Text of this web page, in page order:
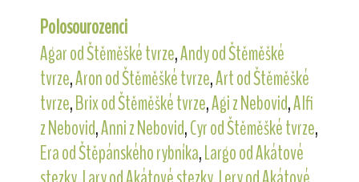
Polosourozenci
Agar od Štěměšké tvrze,Andy od Štěměšké
tvrze,Aron od Štěměšké tvrze,Art od Štěměšké
tvrze,Brix od Štěměšké tvrze,Agi z Nebovid,Alfi
z Nebovid,Anni z Nebovid,Cyr od Štěměšké tvrze,
Era od Štěpánského rybníka,Largo od Akátové